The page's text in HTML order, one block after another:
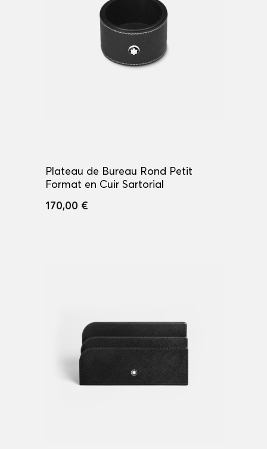
Plateau de Bureau Rond Petit
Format en Cuir Sartorial
170,00 €